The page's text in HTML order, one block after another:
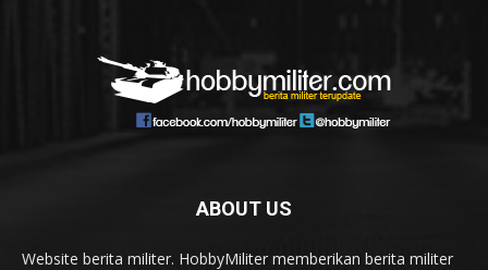
ABOUT US
Website berita militer. HobbyMiliter memberikan berita militer